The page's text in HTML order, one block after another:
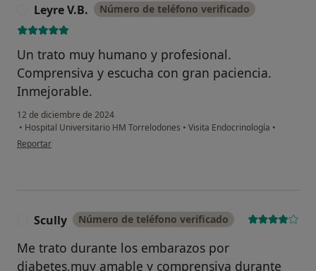
Leyre V.B. Número de teléfono verificado
Un trato muy humano y profesional.
Comprensiva y escucha con gran paciencia.
Inmejorable.
12 de diciembre de 2024
• Hospital Universitario HM Torrelodones • Visita Endocrinología •
en opinión del usuario Leyre V.B.
Reportar
Scully Número de teléfono verificado
Me trato durante los embarazos por
diabetes,muy amable y comprensiva durante